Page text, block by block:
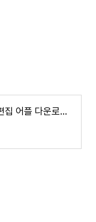
CapCut(캡컷), 동영상 편집 어플 다운로드 - tracknball.com